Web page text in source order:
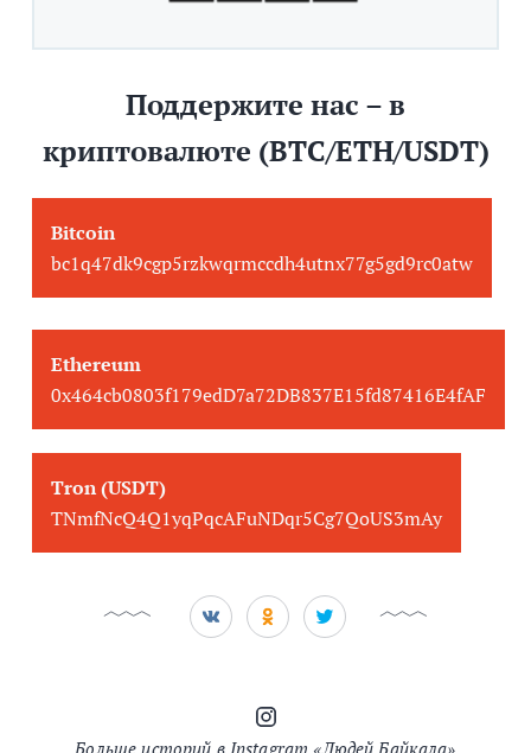
Поддержите нас – в
криптовалюте (BTC/ETH/USDT)
Bitcoin
bc1q47dk9cgp5rzkwqrmccdh4utnx77g5gd9rc0atw
Ethereum
0x464cb0803f179edD7a72DB837E15fd87416E4fAF
Tron (USDT)
TNmfNcQ4Q1yqPqcAFuNDqr5Cg7QoUS3mAy
Больше историй в Instagram «Людей Байкала»